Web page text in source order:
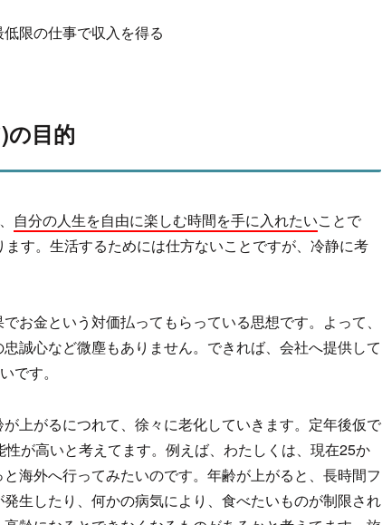
限の仕事で収入を得る
の目的
自分の人生を自由に楽しむ時間を手に入れたいことで
す。生活するためには仕方ないことですが、冷静に考
お金という対価払ってもらっている思想です。よって、
誠心など微塵もありません。できれば、会社へ提供して
です。
上がるにつれて、徐々に老化していきます。定年後仮で
が高いと考えてます。例えば、わたしくは、現在25か
海外へ行ってみたいのです。年齢が上がると、長時間フ
生したり、何かの病気により、食べたいものが制限され